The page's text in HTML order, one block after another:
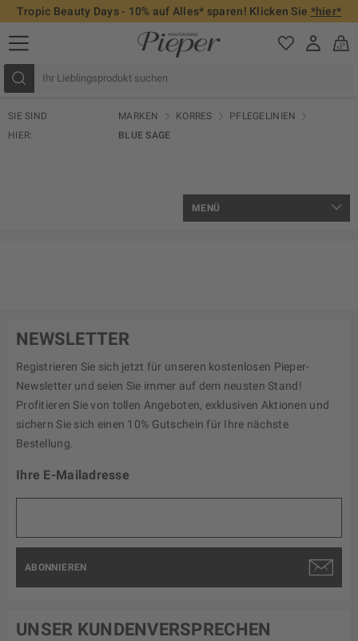
Tropic Beauty Days - 10% auf Alles* sparen! Klicken Sie *hier*
SIE SIND
HIER:
MARKEN KORRES
PFLEGELINIEN
BLUE SAGE
MENÜ
NEWSLETTER
Registrieren Sie sich jetzt für unseren kostenlosen Pieper-
Newsletter und seien Sie immer auf dem neusten Stand!
Profitieren Sie von tollen Angeboten, exklusiven Aktionen und
sichern Sie sich einen 10% Gutschein für Ihre nächste
Bestellung.
Ihre E-Mailadresse
ABONNIEREN
UNSER KUNDENVERSPRECHEN